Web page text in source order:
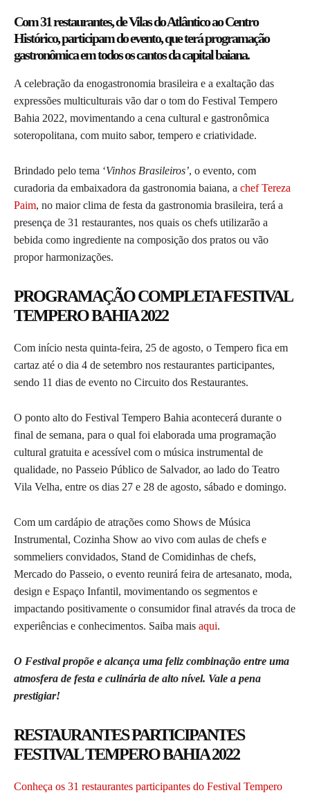
Com 31 restaurantes, de Vilas do Atlântico ao Centro
Histórico, participam do evento, que terá programação
gastronômica em todos os cantos da capital baiana.
A celebração da enogastronomia brasileira e a exaltação das
expressões multiculturais vão dar o tom do Festival Tempero
Bahia 2022, movimentando a cena cultural e gastronômica
soteropolitana, com muito sabor, tempero e criatividade.
Brindado pelo tema ‘Vinhos Brasileiros’, o evento, com
curadoria da embaixadora da gastronomia baiana, a chef Tereza
Paim, no maior clima de festa da gastronomia brasileira, terá a
presença de 31 restaurantes, nos quais os chefs utilizarão a
bebida como ingrediente na composição dos pratos ou vão
propor harmonizações.
PROGRAMAÇÃO COMPLETA FESTIVAL
TEMPERO BAHIA 2022
Com início nesta quinta-feira, 25 de agosto, o Tempero fica em
cartaz até o dia 4 de setembro nos restaurantes participantes,
sendo 11 dias de evento no Circuito dos Restaurantes.
O ponto alto do Festival Tempero Bahia acontecerá durante o
final de semana, para o qual foi elaborada uma programação
cultural gratuita e acessível com o música instrumental de
qualidade, no Passeio Público de Salvador, ao lado do Teatro
Vila Velha, entre os dias 27 e 28 de agosto, sábado e domingo.
Com um cardápio de atrações como Shows de Música
Instrumental, Cozinha Show ao vivo com aulas de chefs e
sommeliers convidados, Stand de Comidinhas de chefs,
Mercado do Passeio, o evento reunirá feira de artesanato, moda,
design e Espaço Infantil, movimentando os segmentos e
impactando positivamente o consumidor final através da troca de
experiências e conhecimentos. Saiba mais aqui.
O Festival propõe e alcança uma feliz combinação entre uma
atmosfera de festa e culinária de alto nível. Vale a pena
prestigiar!
RESTAURANTES PARTICIPANTES
FESTIVAL TEMPERO BAHIA 2022
Conheça os 31 restaurantes participantes do Festival Tempero